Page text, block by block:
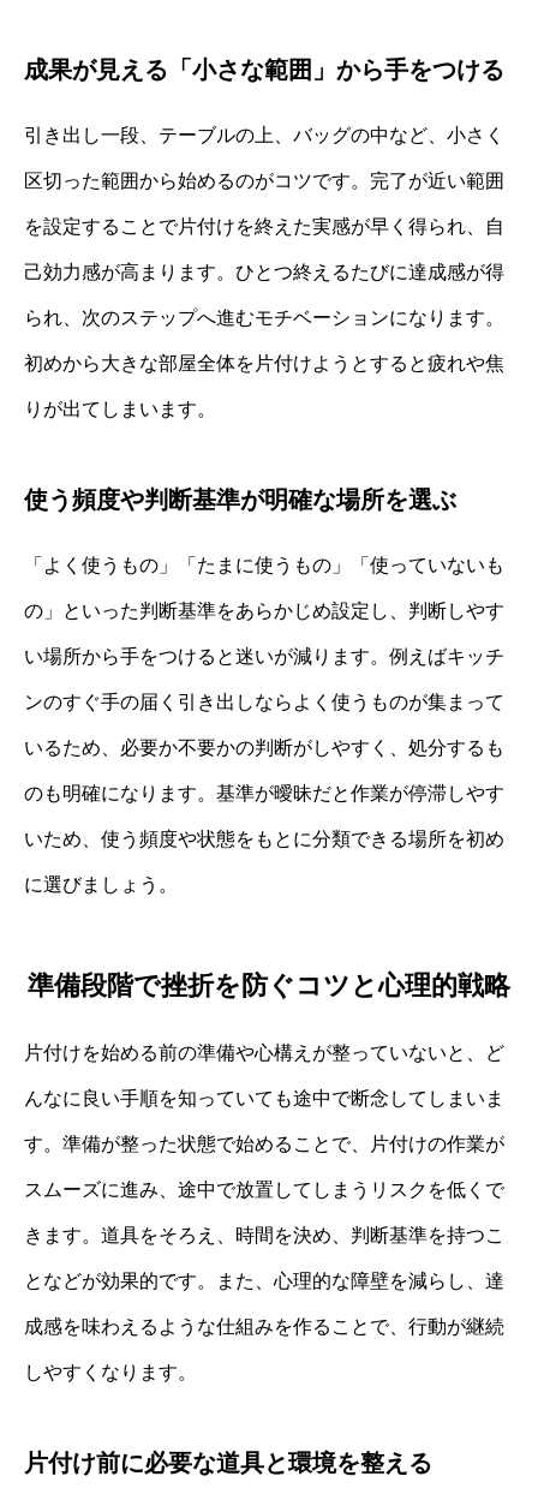
成果が見える「小さな範囲」から手をつける
引き出し一段、テーブルの上、バッグの中など、小さく
区切った範囲から始めるのがコツです。完了が近い範囲
を設定することで片付けを終えた実感が早く得られ、自
己効力感が高まります。ひとつ終えるたびに達成感が得
られ、次のステップへ進むモチベーションになります。
初めから大きな部屋全体を片付けようとすると疲れや焦
りが出てしまいます。
使う頻度や判断基準が明確な場所を選ぶ
「よく使うもの」「たまに使うもの」「使っていないも
の」といった判断基準をあらかじめ設定し、判断しやす
い場所から手をつけると迷いが減ります。例えばキッチ
ンのすぐ手の届く引き出しならよく使うものが集まって
いるため、必要か不要かの判断がしやすく、処分するも
のも明確になります。基準が曖昧だと作業が停滞しやす
いため、使う頻度や状態をもとに分類できる場所を初め
に選びましょう。
準備段階で挫折を防ぐコツと心理的戦略
片付けを始める前の準備や心構えが整っていないと、ど
んなに良い手順を知っていても途中で断念してしまいま
す。準備が整った状態で始めることで、片付けの作業が
スムーズに進み、途中で放置してしまうリスクを低くで
きます。道具をそろえ、時間を決め、判断基準を持つこ
となどが効果的です。また、心理的な障壁を減らし、達
成感を味わえるような仕組みを作ることで、行動が継続
しやすくなります。
片付け前に必要な道具と環境を整える